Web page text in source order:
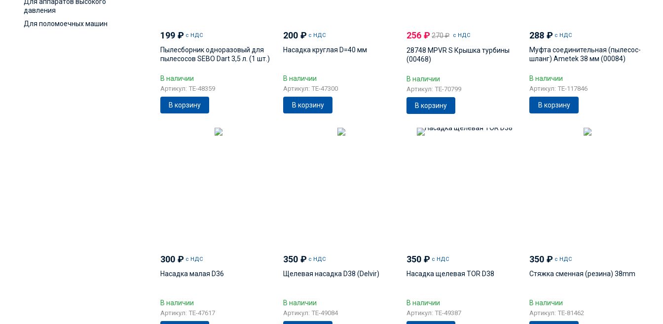
давления
Для поломоечных машин
199 ₽ с НДС
Пылесборник одноразовый для
пылесосов SEBO Dart 3,5 л. (1 шт.)
В наличии
Артикул: TE-48359
В корзину
200₽ с НДС
Насадка круглая D=40 мм
В наличии
Артикул: TE-47300
В корзину
256 ₽270₽ с НДС
28748 MPVR S Крышка турбины
(00468)
В наличии
Артикул: TE-70799
В корзину
288₽ с НДС
Муфта соединительная (пылесос-
шланг) Ametek 38 мм (00084)
В наличии
Артикул: TE-117846
В корзину
300 ₽ с НДС
Насадка малая D36
В наличии
Артикул: TE-47617
350₽ с НДС
Щелевая насадка D38 (Delvir)
В наличии
Артикул: TE-49084
350 ₽ с НДС
Насадка щелевая TOR D38
В наличии
Артикул: TE-49387
350₽ с НДС
Стяжка сменная (резина) 38mm
В наличии
Артикул: TE-81462